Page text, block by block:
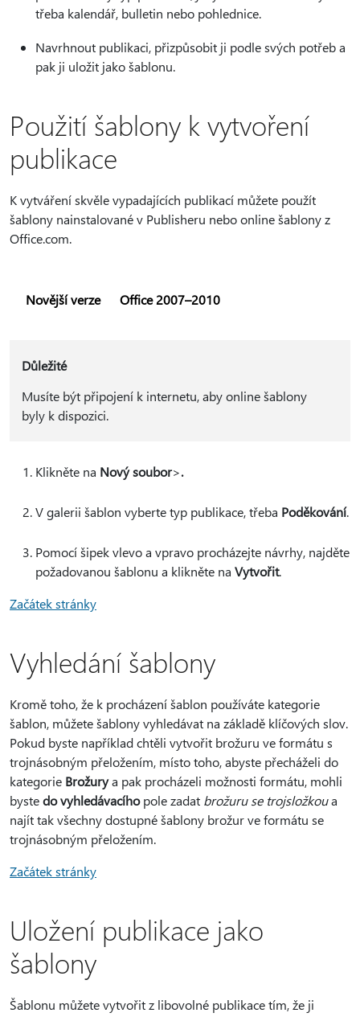
třeba kalendář, bulletin nebo pohlednice.
Navrhnout publikaci, přizpůsobit ji podle svých potřeb a
pak ji uložit jako šablonu.
Použití šablony k vytvoření
publikace
K vytváření skvěle vypadajících publikací můžete použít
šablony nainstalované v Publisheru nebo online šablony z
Office.com.
Novější verze Office 2007–2010
Důležité
Musíte být připojení k internetu, aby online šablony
byly k dispozici.
Klikněte na Nový soubor>.
V galerii šablon vyberte typ publikace, třeba Poděkování.
Pomocí šipek vlevo a vpravo procházejte návrhy, najděte
požadovanou šablonu a klikněte na Vytvořit.
Začátek stránky
Vyhledání šablony
Kromě toho, že k procházení šablon používáte kategorie
šablon, můžete šablony vyhledávat na základě klíčových slov.
Pokud byste například chtěli vytvořit brožuru ve formátu s
trojnásobným přeložením, místo toho, abyste přecháželi do
kategorie Brožurya pak procházeli možnosti formátu, mohli
bystedo vyhledávacíhopole zadat brožuru se trojsložkoua
najít tak všechny dostupné šablony brožur ve formátu se
trojnásobným přeložením.
Začátek stránky
Uložení publikace jako
šablony
Šablonu můžete vytvořit z libovolné publikace tím, že ji